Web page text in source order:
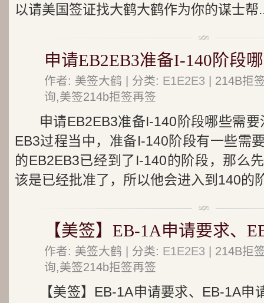
以请美国签证找大鹤大鹤作为你的谋士帮
申请EB2EB3准备I-140阶段
作者: 美签大鹤 | 分类: E1E2E3 | 214B拒
询,美签214b拒签再签
申请EB2EB3准备I-140阶段哪些需
EB3过程当中，准备I-140阶段有一些需
的EB2EB3已经到了I-140的阶段，那么
该是已经批准了，所以他会进入到140的
【美签】EB-1A申请要求、
作者: 美签大鹤 | 分类: E1E2E3 | 214B拒
询,美签214b拒签再签
【美签】EB-1A申请要求、EB-1A